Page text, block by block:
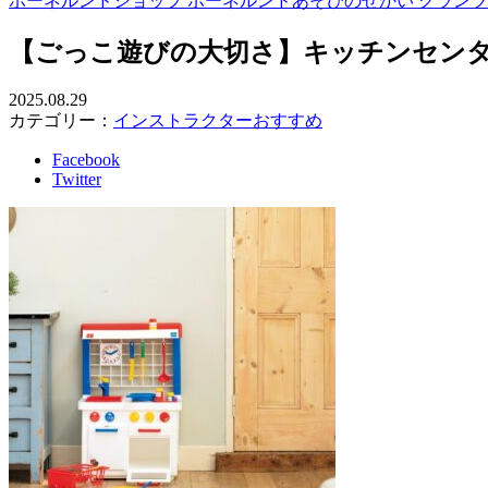
【ごっこ遊びの大切さ】キッチンセン
2025.08.29
カテゴリー： インストラクターおすすめ
Facebook
Twitter